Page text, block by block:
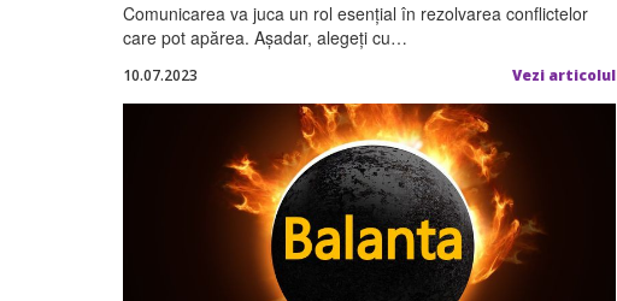
Comunicarea va juca un rol esențial în rezolvarea conflictelor
care pot apărea. Așadar, alegeți cu…
10.07.2023 Vezi articolul